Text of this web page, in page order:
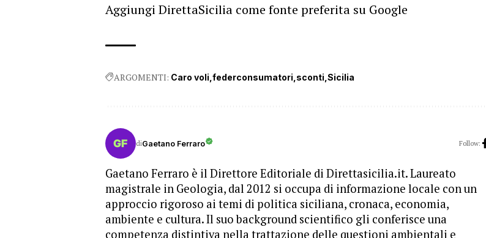
Aggiungi DirettaSicilia come fonte preferita su Google
ARGOMENTI: Caro voli federconsumatori sconti Sicilia
diGaetano Ferraro Follow:
Gaetano Ferraro è il Direttore Editoriale di Direttasicilia.it. Laureato
magistrale in Geologia, dal 2012 si occupa di informazione locale con un
approccio rigoroso ai temi di politica siciliana, cronaca, economia,
ambiente e cultura. Il suo background scientifico gli conferisce una
competenza distintiva nella trattazione delle questioni ambientali e